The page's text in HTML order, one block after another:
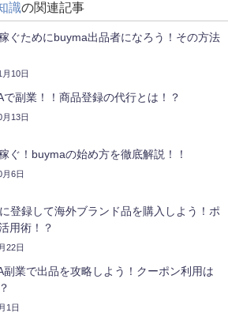
識の関連記事
ぐためにbuyma出品者になろう！その方法
10日
で副業！！商品登録の代行とは！？
13日
ぐ！buymaの始め方を徹底解説！！
6日
登録して海外ブランド品を購入しよう！ポ
用術！？
22日
副業で出品を攻略しよう！クーポン利用は
1日